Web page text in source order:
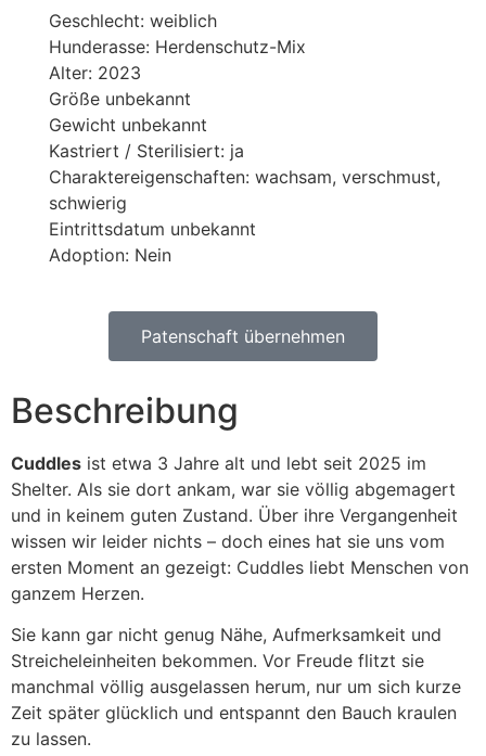
Geschlecht: weiblich
Hunderasse: Herdenschutz-Mix
Alter: 2023
Größe unbekannt
Gewicht unbekannt
Kastriert / Sterilisiert: ja
Charaktereigenschaften: wachsam, verschmust,
schwierig
Eintrittsdatum unbekannt
Adoption: Nein
Patenschaft übernehmen
Beschreibung
Cuddles ist etwa 3 Jahre alt und lebt seit 2025 im
Shelter. Als sie dort ankam, war sie völlig abgemagert
und in keinem guten Zustand. Über ihre Vergangenheit
wissen wir leider nichts – doch eines hat sie uns vom
ersten Moment an gezeigt: Cuddles liebt Menschen von
ganzem Herzen.
Sie kann gar nicht genug Nähe, Aufmerksamkeit und
Streicheleinheiten bekommen. Vor Freude flitzt sie
manchmal völlig ausgelassen herum, nur um sich kurze
Zeit später glücklich und entspannt den Bauch kraulen
zu lassen.